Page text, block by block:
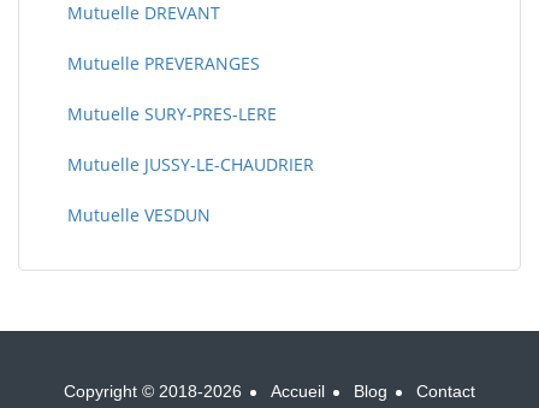
Mutuelle DREVANT
Mutuelle PREVERANGES
Mutuelle SURY-PRES-LERE
Mutuelle JUSSY-LE-CHAUDRIER
Mutuelle VESDUN
Copyright © 2018-2026 Accueil Blog Contact